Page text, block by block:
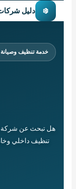
❄️ دليل
خدمة تنظيف
هل تبحث عن شركة
تنظيف داخلي